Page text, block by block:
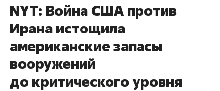
NYT: Война США против
Ирана истощила
американские запасы
вооружений
до критического уровня